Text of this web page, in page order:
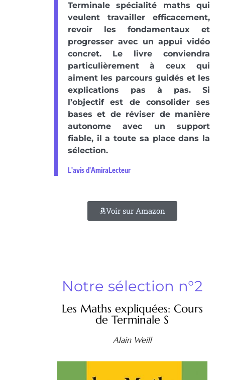
Terminale spécialité maths qui
veulent travailler efficacement,
revoir les fondamentaux et
progresser avec un appui vidéo
concret. Le livre conviendra
particulièrement à ceux qui
aiment les parcours guidés et les
explications pas à pas. Si
l’objectif est de consolider ses
bases et de réviser de manière
autonome avec un support
fiable, il a toute sa place dans la
sélection.
L'avis d'AmiraLecteur
Voir sur Amazon
Notre sélection n°2
Les Maths expliquées: Cours
de Terminale S
Alain Weill